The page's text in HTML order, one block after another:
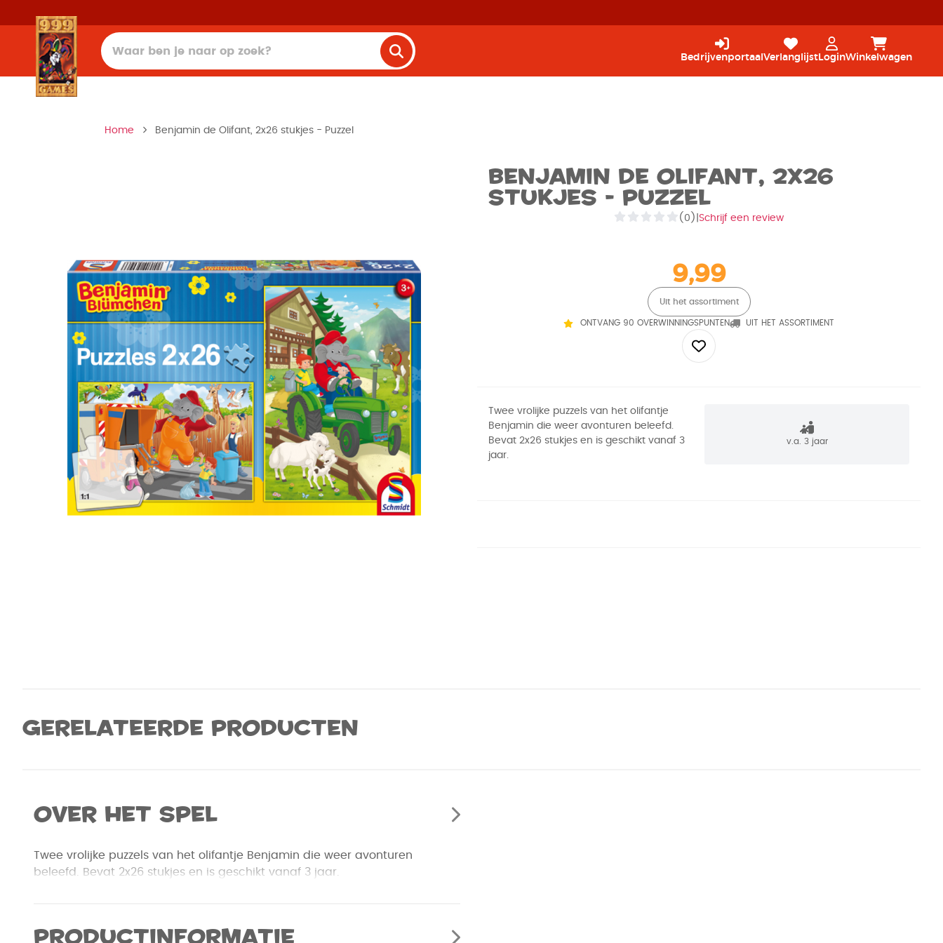
Bedrijvenportaal Verlanglijst LoginWinkelwagen
Home Benjamin de Olifant, 2x26 stukjes - Puzzel
Benjamin de Olifant, 2x26
stukjes - Puzzel
(0) Schrijf een review
9,99
Uit het assortiment
ONTVANG 90 OVERWINNINGSPUNTEN UIT HET ASSORTIMENT
Twee vrolijke puzzels van het olifantje
Benjamin die weer avonturen beleefd.
Bevat 2x26 stukjes en is geschikt vanaf 3
jaar.
v.a. 3 jaar
Gerelateerde producten
Over het spel
Twee vrolijke puzzels van het olifantje Benjamin die weer avonturen
beleefd. Bevat 2x26 stukjes en is geschikt vanaf 3 jaar.
Productinformatie